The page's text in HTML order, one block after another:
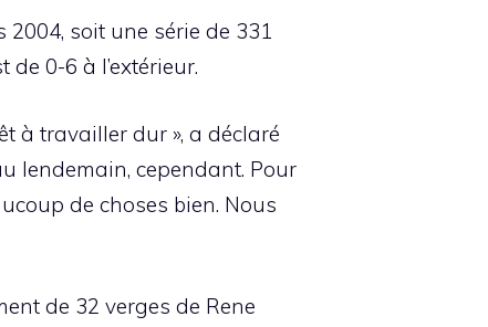
soit une série de 331
0-6 à l’extérieur.
à travailler dur », a déclaré
lendemain, cependant. Pour
de choses bien. Nous
de 32 verges de Rene